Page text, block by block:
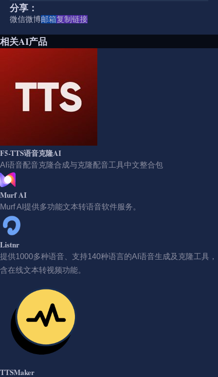
分享：
微信微博邮箱复制链接
相关AI产品
F5-TTS语音克隆AI
AI语音配音克隆合成与克隆配音工具中文整合包
Murf AI
Murf AI提供多功能文本转语音软件服务。
Listnr
提供1000多种语音、支持140种语言的AI语音生成及克隆工具，
含在线文本转视频功能。
TTSMaker